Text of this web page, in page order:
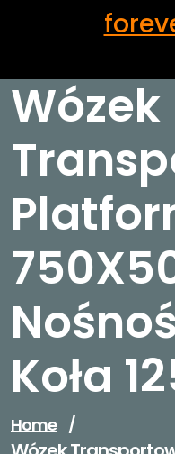
Wózek
Koła
Home /